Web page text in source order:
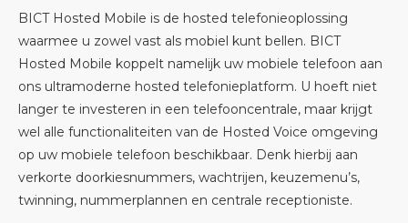
BICT Hosted Mobile is de hosted telefonieoplossing
waarmee u zowel vast als mobiel kunt bellen. BICT
Hosted Mobile koppelt namelijk uw mobiele telefoon aan
ons ultramoderne hosted telefonieplatform. U hoeft niet
langer te investeren in een telefooncentrale, maar krijgt
wel alle functionaliteiten van de Hosted Voice omgeving
op uw mobiele telefoon beschikbaar. Denk hierbij aan
verkorte doorkiesnummers, wachtrijen, keuzemenu’s,
twinning, nummerplannen en centrale receptioniste.